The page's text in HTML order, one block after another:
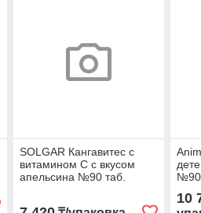
SOLGAR Кангавитес с
витамином С с вкусом
апельсина №90 таб.
№90
10